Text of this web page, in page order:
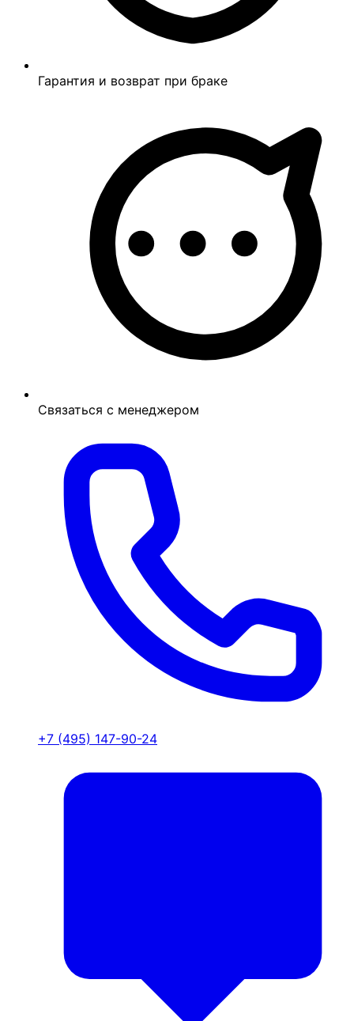
Гарантия и возврат при браке
Связаться с менеджером
+7 (495) 147-90-24